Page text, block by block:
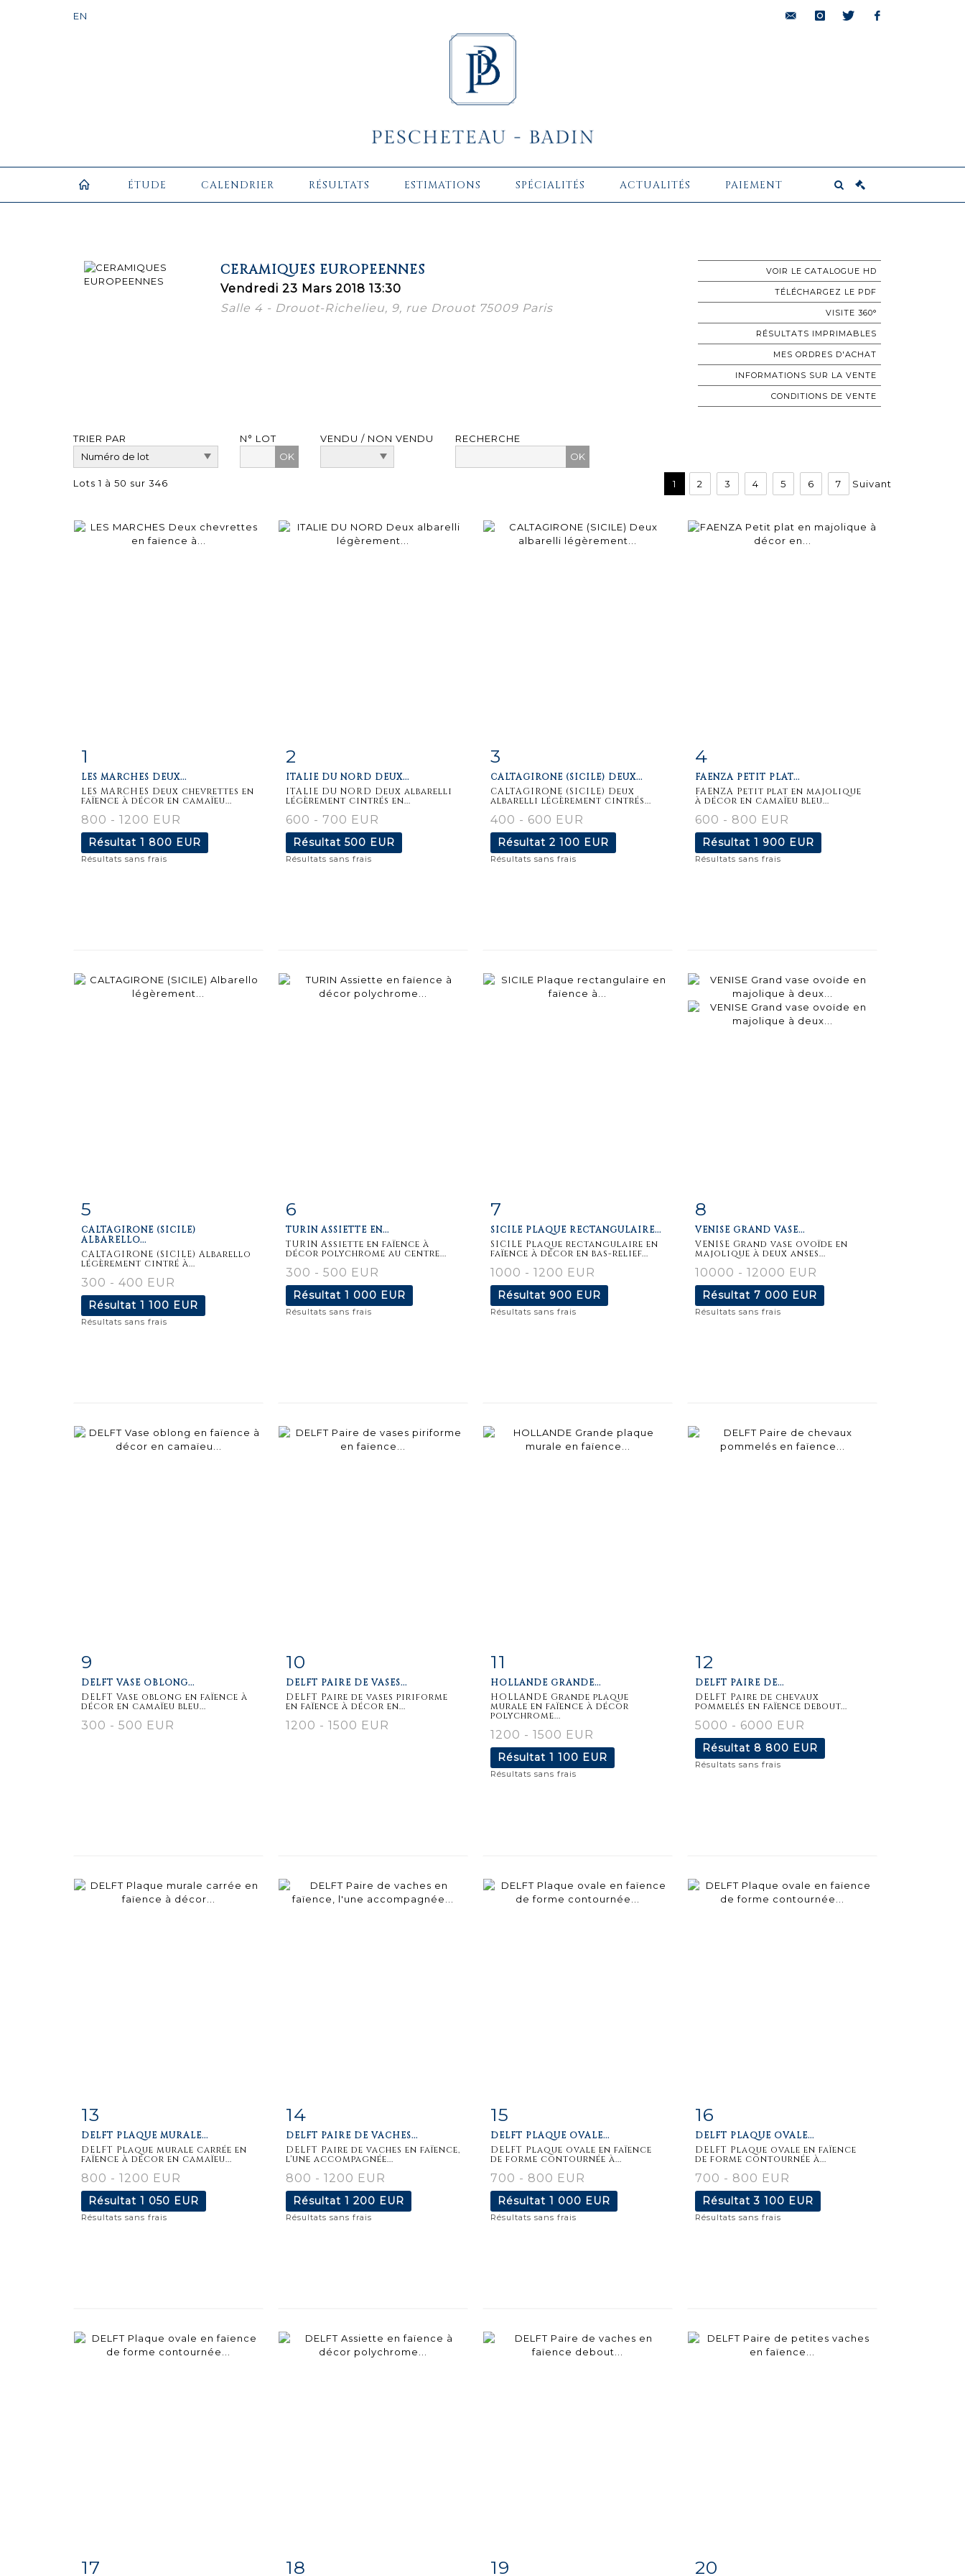
ÉTUDE CALENDRIER RÉSULTATS ESTIMATIONS SPÉCIALITÉS ACTUALITÉS PAIEMENT
CERAMIQUES EUROPEENNES
Vendredi 23 Mars 2018 13:30
Salle 4 - Drouot-Richelieu, 9, rue Drouot 75009 Paris
VOIR LE CATALOGUE HD
TÉLÉCHARGEZ LE PDF
VISITE 360°
RÉSULTATS IMPRIMABLES
MES ORDRES D'ACHAT
INFORMATIONS SUR LA VENTE
CONDITIONS DE VENTE
TRIER PAR
N° LOT
OK
VENDU / NON VENDU RECHERCHE
Lots 1 à 50 sur 346 1 2 3 4 5 6 7 Suivant
détaillée
1
LES MARCHES DEUX...
LES MARCHES Deux chevrettes en
faïence à décor en camaïeu...
800 - 1200 EUR
Résultat 1 800 EUR
Résultats sans frais
2
ITALIE DU NORD DEUX...
ITALIE DU NORD Deux albarelli
légèrement cintrés en...
600 - 700 EUR
Résultat 500 EUR
Résultats sans frais
détaillée
3
CALTAGIRONE (SICILE) DEUX...
CALTAGIRONE (SICILE) Deux
albarelli légèrement cintrés...
400 - 600 EUR
Résultat 2 100 EUR
Résultats sans frais
détaillée
4
FAENZA PETIT PLAT...
FAENZA Petit plat en majolique
à décor en camaïeu bleu...
600 - 800 EUR
Résultat 1 900 EUR
Résultats sans frais
détaillée
5
CALTAGIRONE (SICILE)
ALBARELLO...
CALTAGIRONE (SICILE) Albarello
légèrement cintré à...
300 - 400 EUR
Résultat 1 100 EUR
Résultats sans frais
détaillée
6
TURIN ASSIETTE EN...
TURIN Assiette en faïence à
décor polychrome au centre...
300 - 500 EUR
Résultat 1 000 EUR
Résultats sans frais
détaillée
7
SICILE PLAQUE RECTANGULAIRE...
SICILE Plaque rectangulaire en
faïence à décor en bas-relief...
1000 - 1200 EUR
Résultat 900 EUR
Résultats sans frais
8
VENISE GRAND VASE...
VENISE Grand vase ovoïde en
majolique à deux anses...
10000 - 12000 EUR
Résultat 7 000 EUR
Résultats sans frais
détaillée
9
DELFT VASE OBLONG...
DELFT Vase oblong en faïence à
décor en camaïeu bleu...
300 - 500 EUR
détaillée
10
DELFT PAIRE DE VASES...
DELFT Paire de vases piriforme
en faïence à décor en...
1200 - 1500 EUR
détaillée
11
HOLLANDE GRANDE...
HOLLANDE Grande plaque
murale en faïence à décor
polychrome...
1200 - 1500 EUR
Résultat 1 100 EUR
Résultats sans frais
détaillée
12
DELFT PAIRE DE...
DELFT Paire de chevaux
pommelés en faïence debout...
5000 - 6000 EUR
Résultat 8 800 EUR
Résultats sans frais
détaillée
13
DELFT PLAQUE MURALE...
DELFT Plaque murale carrée en
faïence à décor en camaïeu...
800 - 1200 EUR
Résultat 1 050 EUR
Résultats sans frais
détaillée
14
DELFT PAIRE DE VACHES...
DELFT Paire de vaches en faïence,
l'une accompagnée...
800 - 1200 EUR
Résultat 1 200 EUR
Résultats sans frais
détaillée
15
DELFT PLAQUE OVALE...
DELFT Plaque ovale en faïence
de forme contournée à...
700 - 800 EUR
Résultat 1 000 EUR
Résultats sans frais
détaillée
16
DELFT PLAQUE OVALE...
DELFT Plaque ovale en faïence
de forme contournée à...
700 - 800 EUR
Résultat3 100 EUR
Résultats sans frais
17 18 19 20